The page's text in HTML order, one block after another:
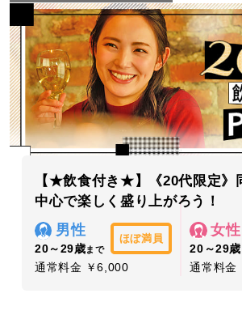
【★飲食付き★】《20代限定》
中心で楽しく盛り上がろう！
男性
20～29歳まで
ほぼ満員
通常料金 ￥6,000
女性
20～29歳
通常料金